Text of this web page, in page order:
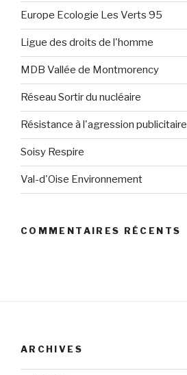
Europe Ecologie Les Verts 95
Ligue des droits de l'homme
MDB Vallée de Montmorency
Réseau Sortir du nucléaire
Résistance à l'agression publicitaire
Soisy Respire
Val-d'Oise Environnement
COMMENTAIRES RÉCENTS
ARCHIVES